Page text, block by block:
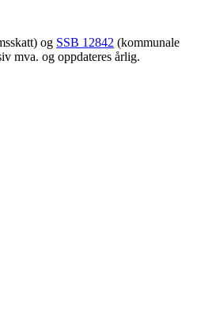
og SSB 12842 (kommunale
mva. og oppdateres årlig.